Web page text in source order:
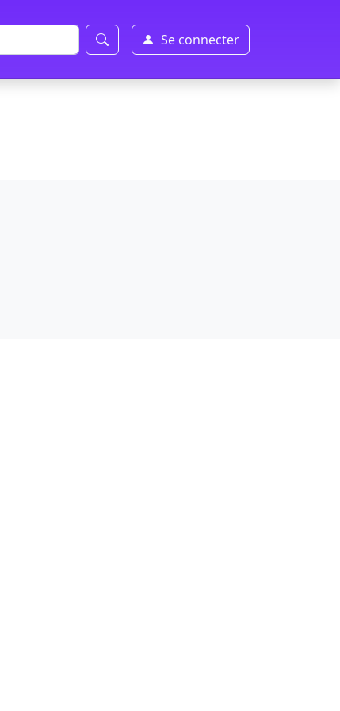
Se connecter